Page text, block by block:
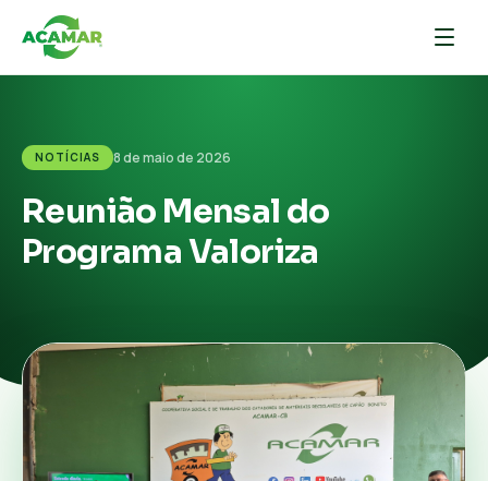
NOTÍCIAS 8 de maio de 2026
Reunião Mensal do
Programa Valoriza